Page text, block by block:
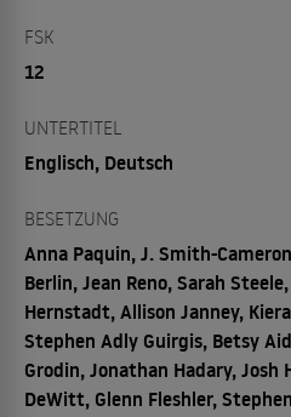
FSK
12
UNTERTITEL
Englisch, Deutsch
BESETZUNG
Anna Paquin, J. Smith-
Berlin, Jean Reno, Sarah
Hernstadt, Allison Janney,
Stephen Adly Guirgis, Betsy
Grodin, Jonathan Hadary, Josh
DeWitt, Glenn Fleshler,